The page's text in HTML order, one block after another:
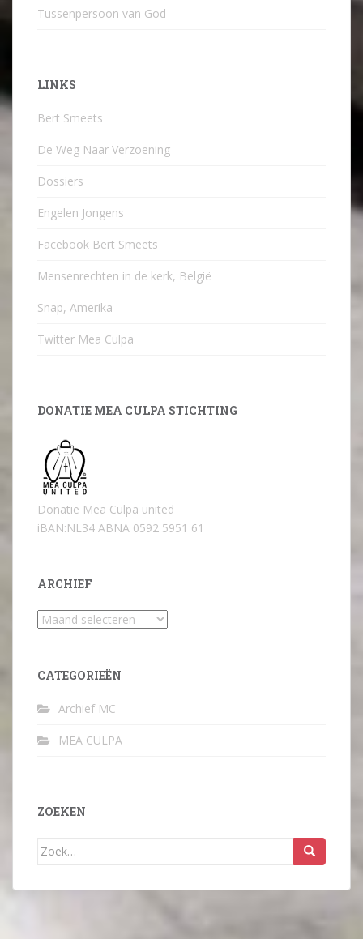
Tussenpersoon van God
LINKS
Bert Smeets
De Weg Naar Verzoening
Dossiers
Engelen Jongens
Facebook Bert Smeets
Mensenrechten in de kerk, België
Snap, Amerika
Twitter Mea Culpa
DONATIE MEA CULPA STICHTING
Donatie Mea Culpa united
iBAN:NL34 ABNA 0592 5951 61
ARCHIEF
Archief
CATEGORIEËN
Archief MC
MEA CULPA
ZOEKEN
Zoek